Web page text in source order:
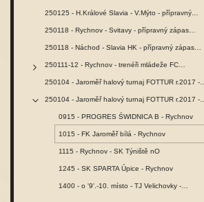
250125 - H.Králové Slavia - V.Mýto - přípravný…
250118 - Rychnov - Svitavy - přípravný zápas…
250118 - Náchod - Slavia HK - přípravný zápas…
250111-12 - Rychnov - trenéři mládeže FC…
250104 - Jaroměř halový turnaj FOTTUR r.2017 -…
250104 - Jaroměř halový turnaj FOTTUR r.2017 -…
0915 - PROGRES ŚWIDNICA B - Rychnov
1015 - FK Jaroměř bílá - Rychnov
1115 - Rychnov - SK Týniště nO
1245 - SK SPARTA Úpice - Rychnov
1400 - o '9'.-10. místo - TJ Velichovky -…